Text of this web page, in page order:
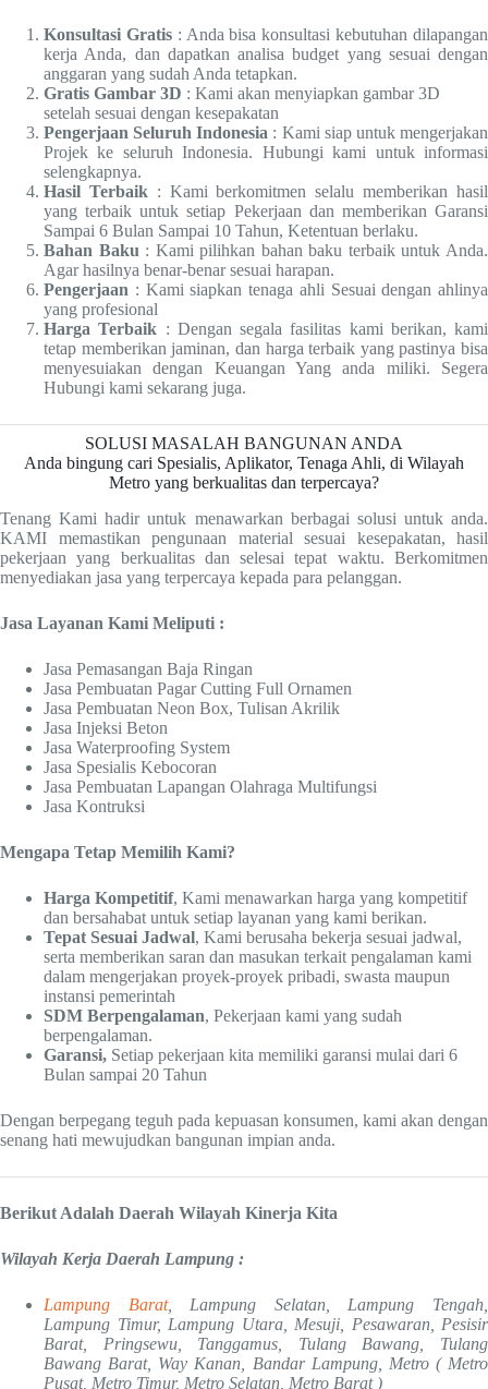
Konsultasi Gratis: Anda bisa konsultasi kebutuhan dilapangan
kerja Anda, dan dapatkan analisa budget yang sesuai dengan
anggaran yang sudah Anda tetapkan.
Gratis Gambar 3D : Kami akan menyiapkan gambar 3D
setelah sesuai dengan kesepakatan
Pengerjaan Seluruh Indonesia : Kami siap untuk mengerjakan
Projek ke seluruh Indonesia. Hubungi kami untuk informasi
selengkapnya.
Hasil Terbaik: Kami berkomitmen selalu memberikan hasil
yang terbaik untuk setiap Pekerjaan dan memberikan Garansi
Sampai 6 Bulan Sampai 10 Tahun, Ketentuan berlaku.
Bahan Baku: Kami pilihkan bahan baku terbaik untuk Anda.
Agar hasilnya benar-benar sesuai harapan.
Pengerjaan : Kami siapkan tenaga ahli Sesuai dengan ahlinya
yang profesional
Harga Terbaik : Dengan segala fasilitas kami berikan, kami
tetap memberikan jaminan, dan harga terbaik yang pastinya bisa
menyesuiakan dengan Keuangan Yang anda miliki. Segera
Hubungi kami sekarang juga.
SOLUSI MASALAH BANGUNAN ANDA
Anda bingung cari Spesialis, Aplikator, Tenaga Ahli, di Wilayah
Metro yang berkualitas dan terpercaya?
Tenang Kami hadir untuk menawarkan berbagai solusi untuk anda.
KAMI memastikan pengunaan material sesuai kesepakatan, hasil
pekerjaan yang berkualitas dan selesai tepat waktu. Berkomitmen
menyediakan jasa yang terpercaya kepada para pelanggan.
Jasa Layanan Kami Meliputi :
Jasa Pemasangan Baja Ringan
Jasa Pembuatan Pagar Cutting Full Ornamen
Jasa Pembuatan Neon Box, Tulisan Akrilik
Jasa Injeksi Beton
Jasa Waterproofing System
Jasa Spesialis Kebocoran
Jasa Pembuatan Lapangan Olahraga Multifungsi
Jasa Kontruksi
Mengapa Tetap Memilih Kami?
Harga Kompetitif, Kami menawarkan harga yang kompetitif
dan bersahabat untuk setiap layanan yang kami berikan.
Tepat Sesuai Jadwal, Kami berusaha bekerja sesuai jadwal,
serta memberikan saran dan masukan terkait pengalaman kami
dalam mengerjakan proyek-proyek pribadi, swasta maupun
instansi pemerintah
SDM Berpengalaman, Pekerjaan kami yang sudah
berpengalaman.
Garansi, Setiap pekerjaan kita memiliki garansi mulai dari 6
Bulan sampai 20 Tahun
Dengan berpegang teguh pada kepuasan konsumen, kami akan dengan
senang hati mewujudkan bangunan impian anda.
Berikut Adalah Daerah Wilayah Kinerja Kita
Wilayah Kerja Daerah Lampung :
Lampung Barat, Lampung Selatan, Lampung Tengah,
Lampung Timur, Lampung Utara, Mesuji, Pesawaran, Pesisir
Barat, Pringsewu, Tanggamus, Tulang Bawang, Tulang
Bawang Barat, Way Kanan, Bandar Lampung, Metro ( Metro
Pusat, Metro Timur, Metro Selatan, Metro Barat )